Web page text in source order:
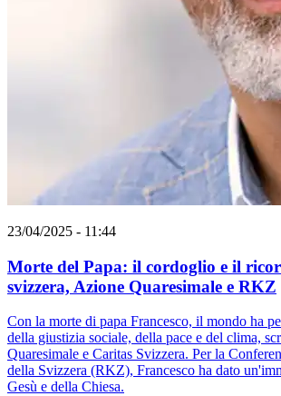
23/04/2025 - 11:44
Morte del Papa: il cordoglio e il
svizzera, Azione Quaresimale e RKZ
Con la morte di papa Francesco, il mondo ha
della giustizia sociale, della pace e del clima,
Quaresimale e Caritas Svizzera. Per la
della Svizzera (RKZ), Francesco ha dato
Gesù e della Chiesa.